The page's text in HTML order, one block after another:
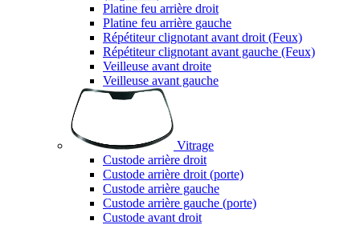
Platine feu arrière droit
Platine feu arrière gauche
Répétiteur clignotant avant droit (Feux)
Répétiteur clignotant avant gauche (Feux)
Veilleuse avant droite
Veilleuse avant gauche
Vitrage
Custode arrière droit
Custode arrière droit (porte)
Custode arrière gauche
Custode arrière gauche (porte)
Custode avant droit